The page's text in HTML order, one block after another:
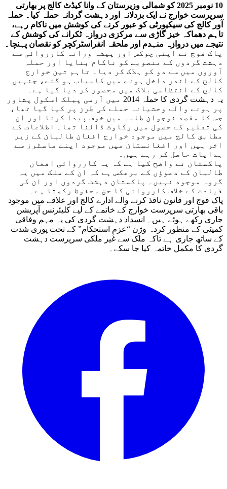
10 نومبر 2025 کو شمالی وزیرستان کے وانا کیڈٹ کالج پر بھارتی
سرپرست خوارج نے ایک بزدلانہ اور دہشت گردانہ حملہ کیا۔ حملہ
آور کالج کی سیکیورٹی کو عبور کرنے کی کوشش میں ناکام رہے،
تاہم دھماکہ خیز گاڑی سے مرکزی دروازہ ٹکرانے کی کوشش کے
نتیجے میں دروازہ منہدم اور ملحقہ انفراسٹرکچر کو نقصان پہنچا۔
پاک فوج نے اپنی چوکس اور پیشہ ورانہ کارروائی سے
دہشت گردوں کے منصوبے کو ناکام بنایا اور حملہ
آوروں میں سے دو کو ہلاک کر دیا۔ تاہم تین خوارج
کالج کے اندر داخل ہونے میں کامیاب ہو گئے، جنہیں
کالج کے انتظامی بلاک میں محصور کر دیا گیا ہے۔
یہ دہشت گردی کا حملہ 2014 میں آرمی پبلک اسکول پشاور
پر ہونے والے وحشیانہ حملے کی طرز پر کیا گیا تھا،
جس کا مقصد نوجوان طلبہ میں خوف پیدا کرنا اور ان
کی تعلیم کے حصول میں رکاوٹ ڈالنا تھا۔ اطلاعات کے
مطابق کالج میں موجود خوارج افغان طالبان کے زیر
اثر ہیں اور افغانستان میں موجود اپنے ماسٹرز سے
ہدایات حاصل کر رہے ہیں۔
پاکستان نے واضح کیا ہے کہ یہ کارروائی افغان
طالبان کے دعوؤں کے برعکس ہے کہ ان کے ملک میں یہ
گروہ موجود نہیں۔ پاکستان دہشت گردوں اور ان کی
قیادت کے خلاف کارروائی کا حق محفوظ رکھتا ہے۔
پاک فوج اور قانون نافذ کرنے والے ادارے کالج اور علاقے میں موجود
باقی بھارتی سرپرست خوارج کے خاتمے کے لیے کلیئرنس آپریشن
جاری رکھے ہوئے ہیں۔ انسداد دہشت گردی کی یہ مہم وفاقی
کمیٹی کے منظور کردہ وژن “عزمِ استحکام” کے تحت پوری شدت
کے ساتھ جاری ہے تاکہ ملک سے غیر ملکی سرپرست دہشت
گردی کا مکمل خاتمہ کیا جا سکے۔